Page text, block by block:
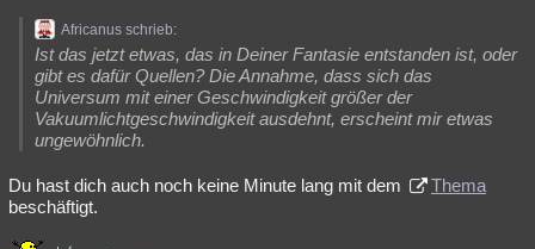
Africanus schrieb:
Ist das jetzt etwas, das in Deiner Fantasie entstanden ist, oder
gibt es dafür Quellen? Die Annahme, dass sich das
Universum mit einer Geschwindigkeit größer der
Vakuumlichtgeschwindigkeit ausdehnt, erscheint mir etwas
ungewöhnlich.
Du hast dich auch noch keine Minute lang mit dem
Thema
beschäftigt.